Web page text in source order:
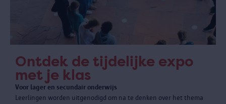
Ontdek de tijdelijke expo
met je klas
Voor lager en secundair onderwijs
Leerlingen worden uitgenodigd om na te denken over het thema